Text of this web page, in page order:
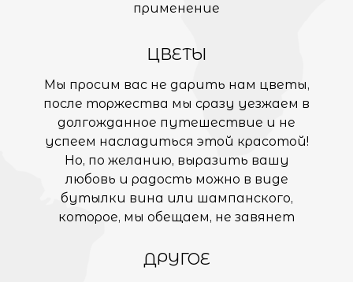
Мы просим вас не дарить нам цветы,
после торжества мы сразу уезжаем в
долгожданное путешествие и не
успеем насладиться этой красотой!
Но, по желанию, выразить вашу
любовь и радость можно в виде
бутылки вина или шампанского,
которое, мы обещаем, не завянет
применение
ЦВЕТЫ
ДРУГОЕ